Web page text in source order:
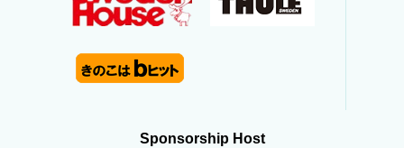
Sponsorship Host